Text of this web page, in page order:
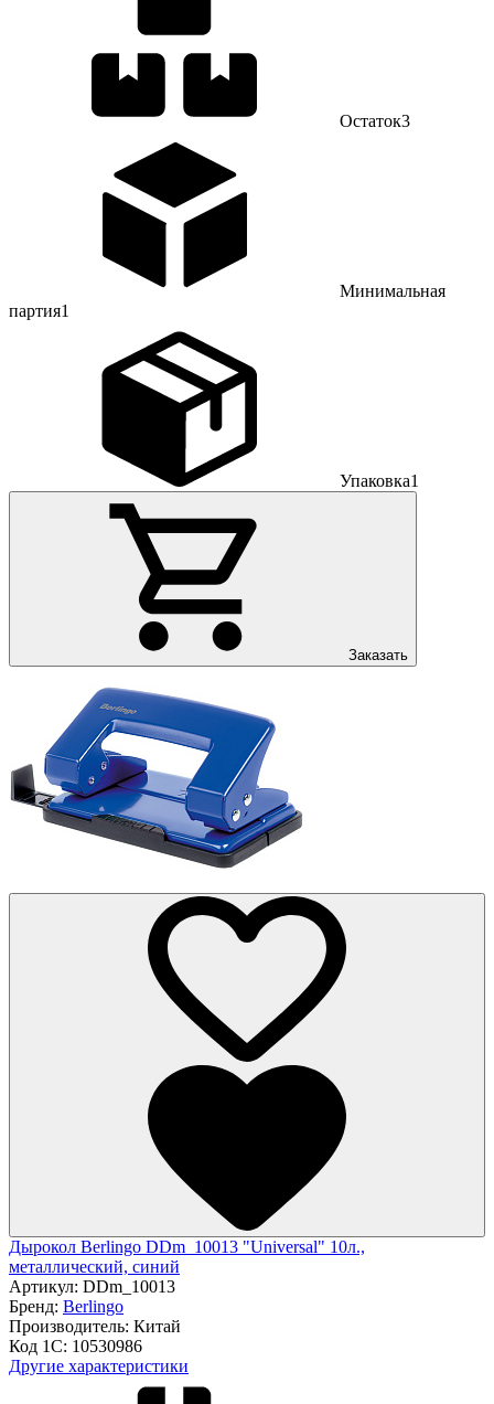
Остаток3
Минимальная
партия1
Упаковка1
Заказать
Дырокол Berlingo DDm_10013 "Universal" 10л.,
металлический, синий
Артикул: DDm_10013
Бренд: Berlingo
Производитель: Китай
Код 1С: 10530986
Другие характеристики